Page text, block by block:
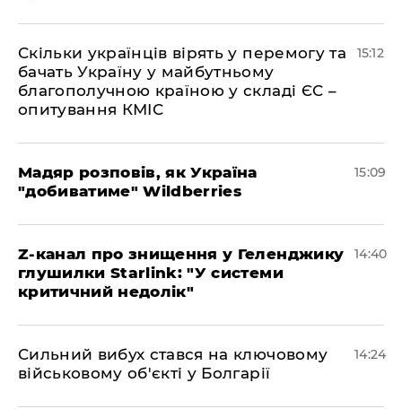
Скільки українців вірять у перемогу та
бачать Україну у майбутньому
благополучною країною у складі ЄС –
опитування КМІС
15:12
Мадяр розповів, як Україна
"добиватиме" Wildberries
15:09
Z-канал про знищення у Геленджику
глушилки Starlink: "У системи
критичний недолік"
14:40
Сильний вибух стався на ключовому
військовому об'єкті у Болгарії
14:24